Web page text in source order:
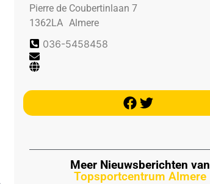
Pierre de Coubertinlaan 7
1362LA Almere
036-5458458
Meer Nieuwsberichten van
Topsportcentrum Almere